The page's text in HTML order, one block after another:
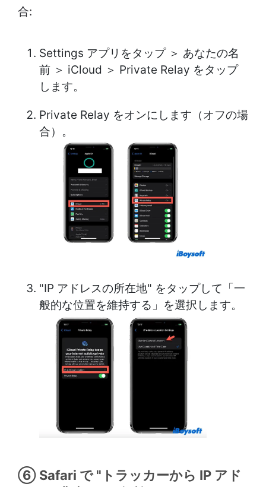
合:
Settings アプリをタップ ＞ あなたの名
前 ＞ iCloud ＞ Private Relay をタップ
します。
Private Relay をオンにします（オフの場
合）。
"IP アドレスの所在地" をタップして「一
般的な位置を維持する」を選択します。
⑥ Safari で "トラッカーから IP アド